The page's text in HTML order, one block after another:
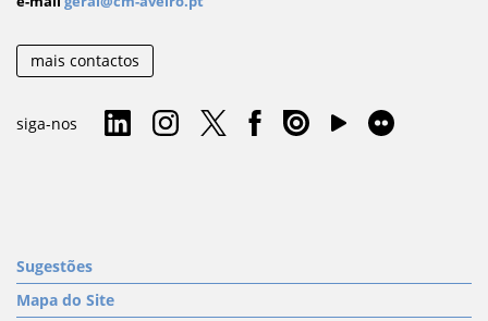
mais contactos
siga-nos
Sugestões
Mapa do Site